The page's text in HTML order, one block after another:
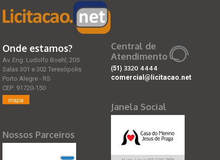
Onde estamos?
Av. Eng. Ludolfo Boehl, 205
Salas 301 e 302 Teresópolis
Porto Alegre - RS
CEP: 91720-150
mapa
Nossos Parceiros
Central de
Atendimento
(51) 3320 4444
comercial@licitacao.net
Janela Social